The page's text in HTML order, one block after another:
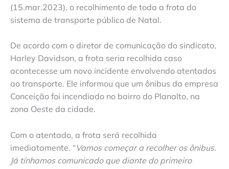
(15.mar.2023), o recolhimento de toda a frota do
sistema de transporte público de Natal.
De acordo com o diretor de comunicação do sindicato,
Harley Davidson, a frota seria recolhida caso
acontecesse um novo incidente envolvendo atentados
ao transporte. Ele informou que um ônibus da empresa
Conceição foi incendiado no bairro do Planalto, na
zona Oeste da cidade.
Com o atentado, a frota será recolhida
imediatamente. “Vamos começar a recolher os ônibus.
Já tínhamos comunicado que diante do primeiro